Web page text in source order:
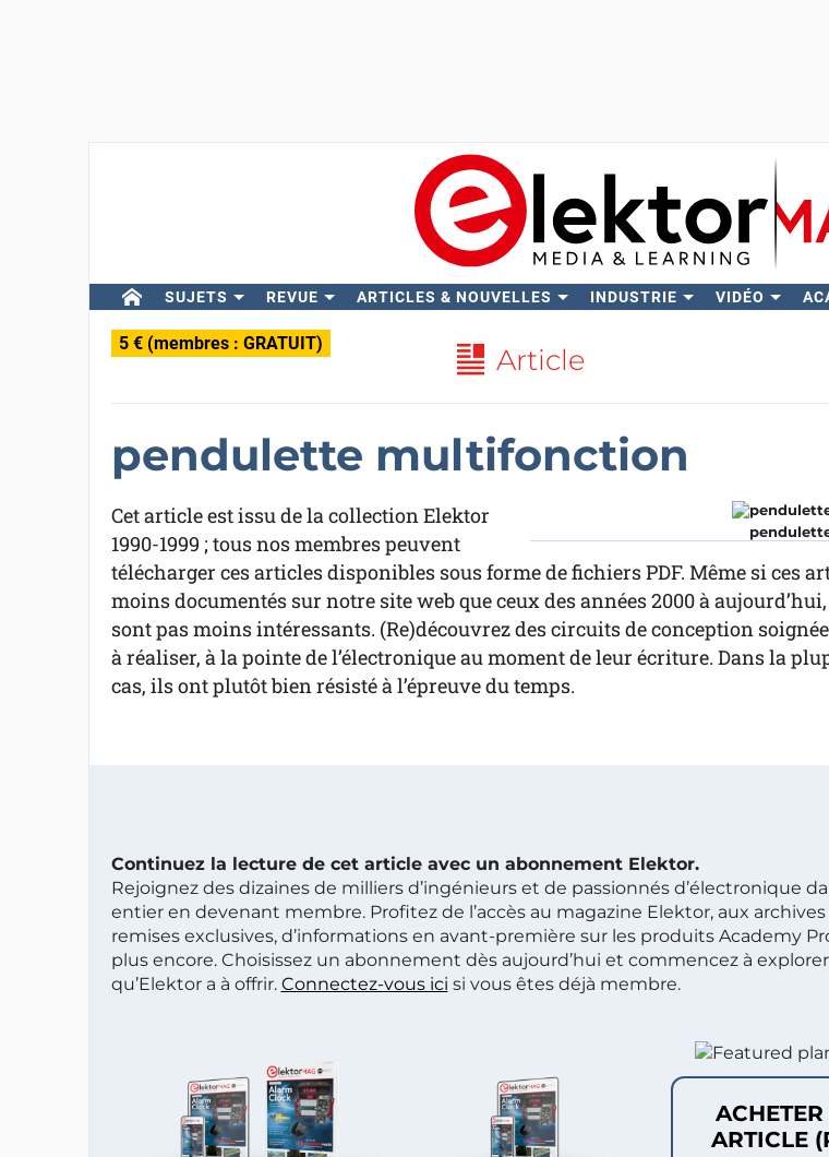
SUJETS REVUE ARTICLES & NOUVELLES INDUSTRIE VIDÉO
5 € (membres : GRATUIT) Article
pendulette multifonction
Cet article est issu de la collection Elektor
1990-1999 ; tous nos membres peuvent
télécharger ces articles disponibles sous forme de fichiers PDF. Même si ces
moins documentés sur notre site web que ceux des années 2000 à aujourd’hui,
sont pas moins intéressants. (Re)découvrez des circuits de conception
à réaliser, à la pointe de l’électronique au moment de leur écriture. Dans la
cas, ils ont plutôt bien résisté à l’épreuve du temps.
Continuez la lecture de cet article avec un abonnement Elektor.
Rejoignez des dizaines de milliers d’ingénieurs et de passionnés d’électronique
entier en devenant membre. Profitez de l’accès au magazine Elektor, aux
remises exclusives, d’informations en avant-première sur les produits Academy
plus encore. Choisissez un abonnement dès aujourd’hui et commencez à
qu’Elektor a à offrir. Connectez-vous ici si vous êtes déjà membre.
ACHETER
ARTICLE